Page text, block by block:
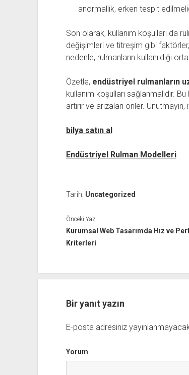
anormallik, erken tespit
Son olarak, kullanım koşulları da
değişimleri ve titreşim gibi
nedenle, rulmanların kullanıldığı
Özetle, endüstriyel rulmanların
kullanım koşulları sağlanmalıdır.
artırır ve arızaları önler.
bilya satın al
Endüstriyel Rulman Modelleri
Tarih: Uncategorized
Önceki Yazı
Kurumsal Web Tasarımda Hız ve
Kriterleri
Bir yanıt yazın
E-posta adresiniz
Yorum